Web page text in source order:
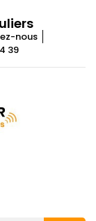
nous
39